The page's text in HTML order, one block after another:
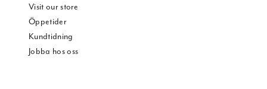
Visit our store
Öppetider
Kundtidning
Jobba hos oss